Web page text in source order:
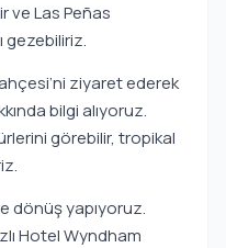
ve Las Peñas
gezebiliriz.
ziyaret ederek
bilgi alıyoruz.
görebilir, tropikal
dönüş yapıyoruz.
Hotel Wyndham